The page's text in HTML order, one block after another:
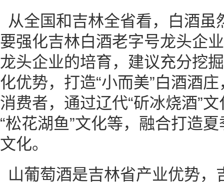
从全国和吉林全省看，白酒虽
要强化吉林白酒老字号龙头企
龙头企业的培育，建议充分挖
化优势，打造“小而美”白酒酒
消费者，通过辽代“斫冰烧酒”
“松花湖鱼”文化等，融合打造
文化。
山葡萄酒是吉林省产业优势，